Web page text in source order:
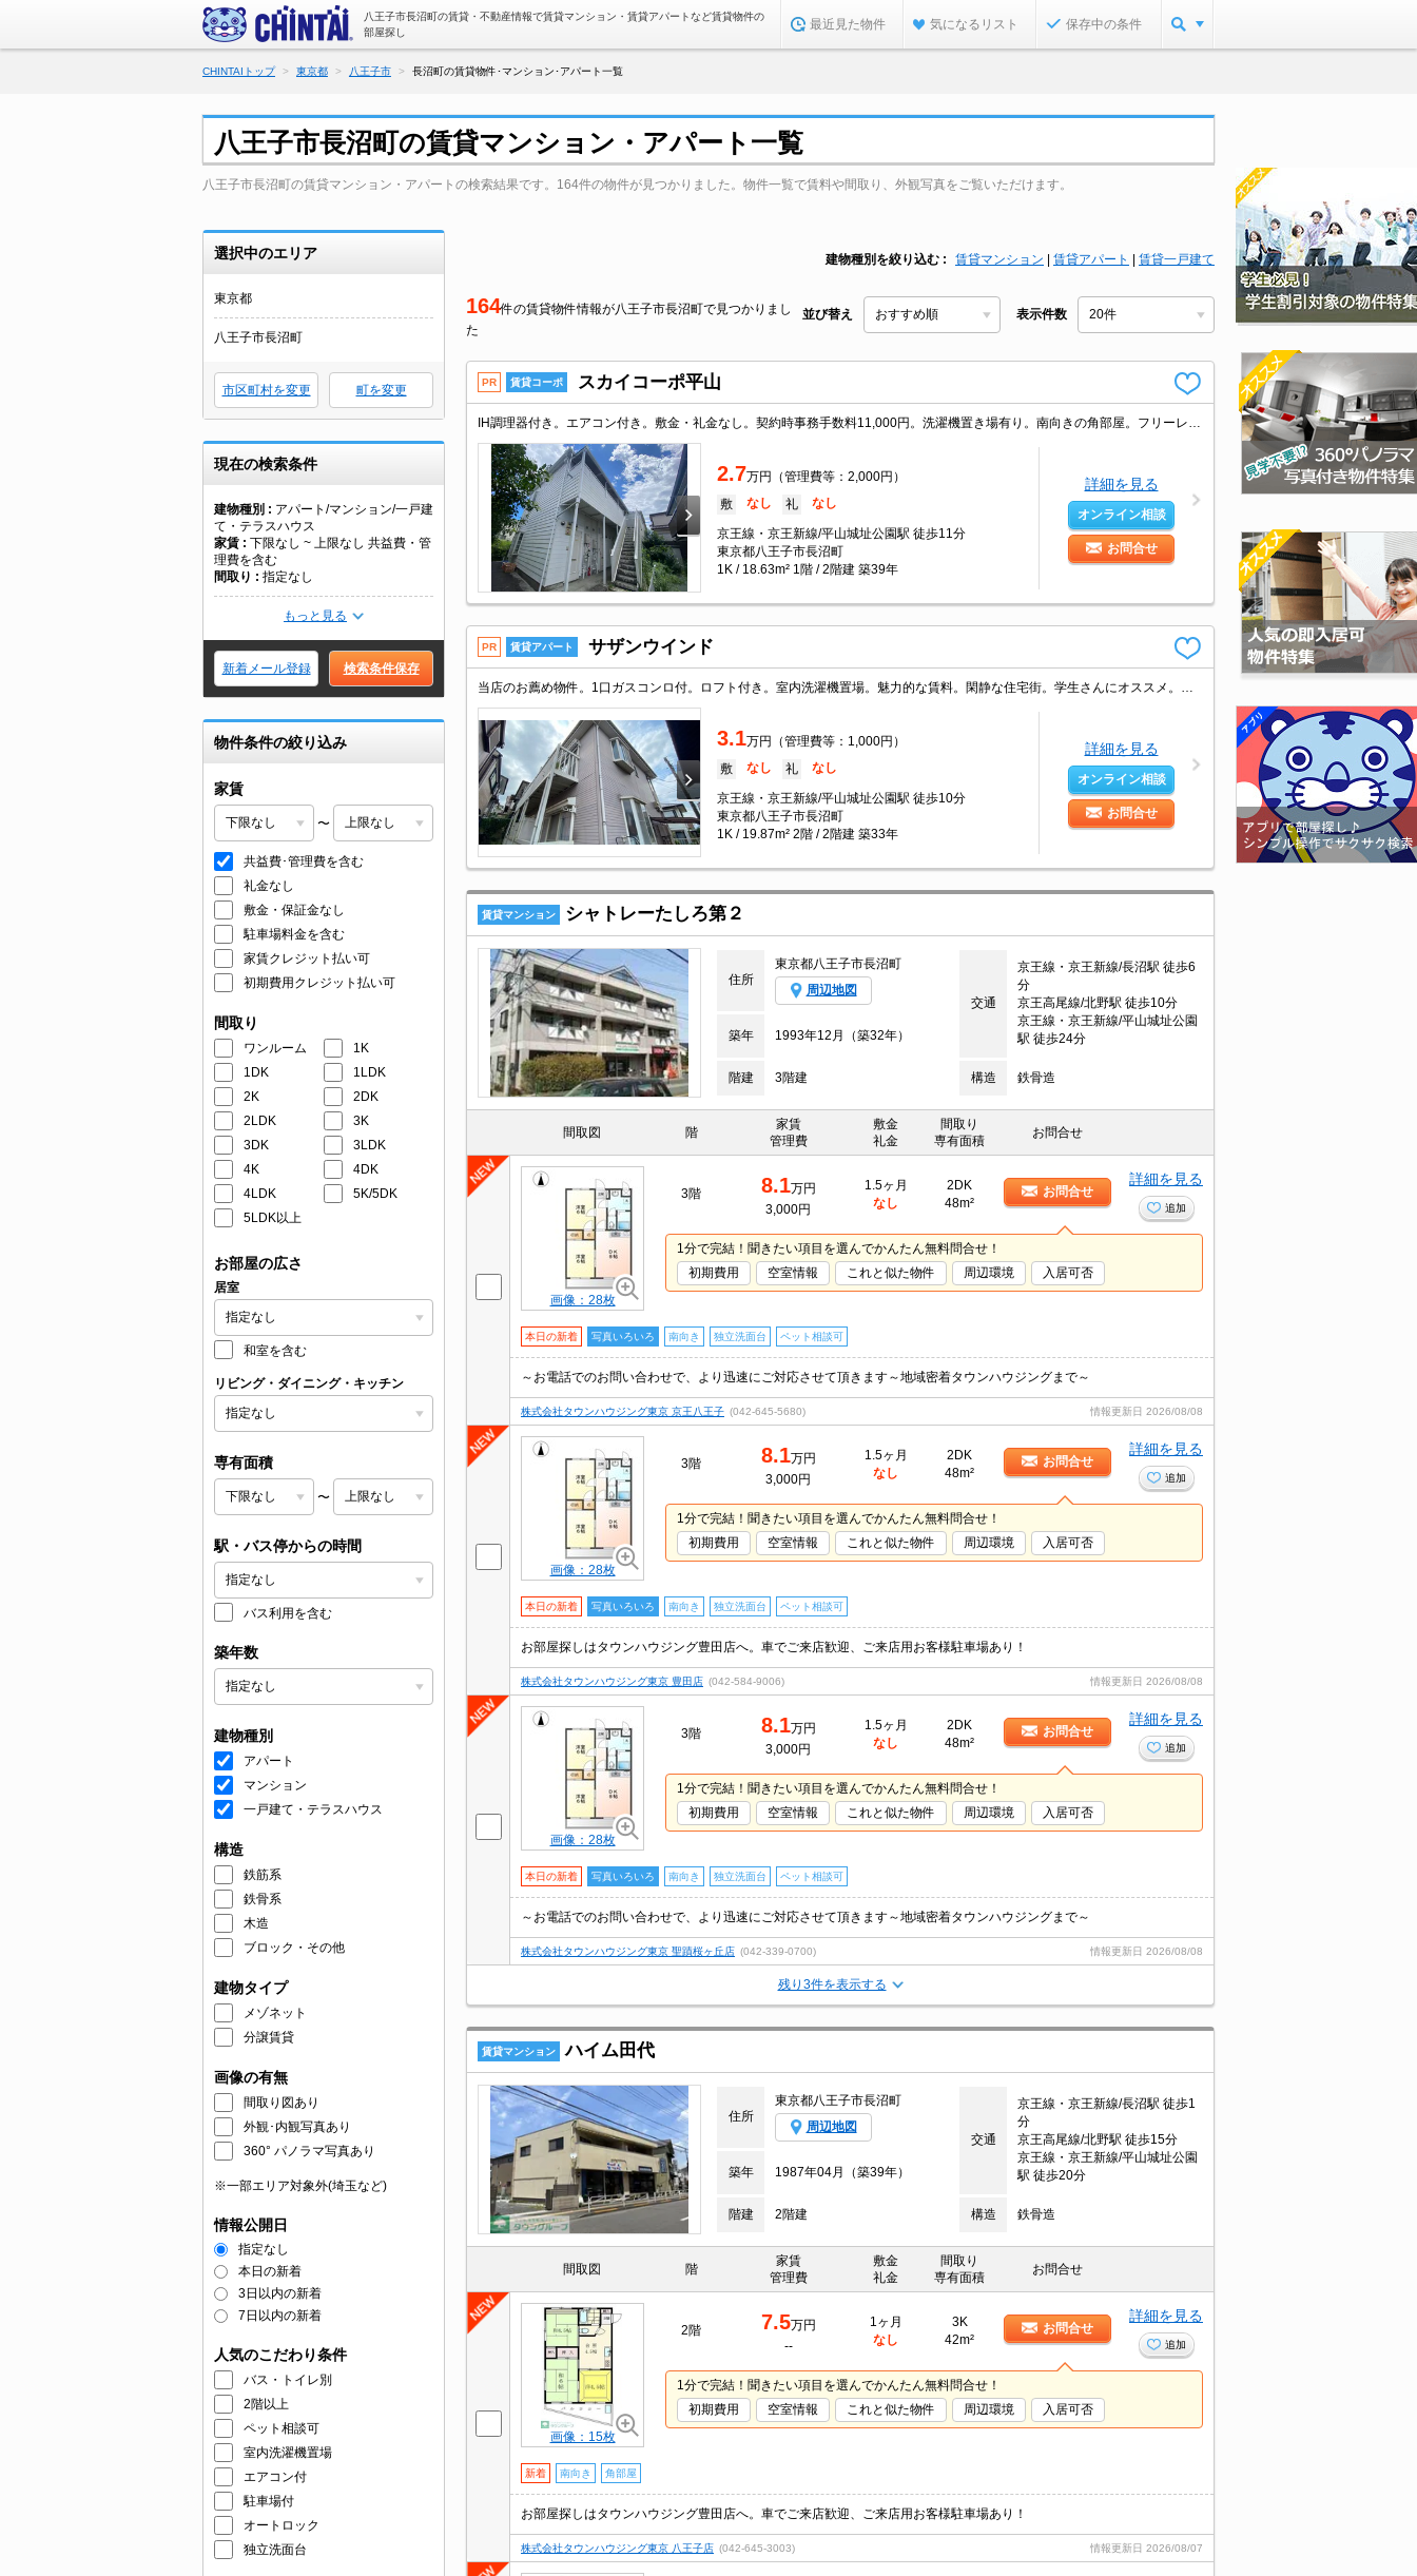
八王子市長沼町の賃貸・不動産情報で賃貸マンション・賃貸アパートなど賃貸物件の
部屋探し
最近見た物件 気になるリスト 保存中の条件
CHINTAIトップ 東京都 八王子市 長沼町の賃貸物件･マンション･アパート一覧
八王子市長沼町の賃貸マンション・アパート一覧
八王子市長沼町の賃貸マンション・アパートの検索結果です。164件の物件が見つかりました。物件一覧で賃料や間取り、外観写真をご覧いただけます。
選択中のエリア
東京都
八王子市長沼町
市区町村を変更 町を変更
現在の検索条件
建物種別
アパート/マンション/一戸建
て・テラスハウス
家賃
下限なし ~ 上限なし 共益費・管
理費を含む
間取り
指定なし
もっと見る
新着メール登録 検索条件保存
物件条件の絞り込み
家賃
〜
共益費･管理費を含む
礼金なし
敷金・保証金なし
駐車場料金を含む
家賃クレジット払い可
初期費用クレジット払い可
間取り
ワンルーム
1K
1DK
1LDK
2K
2DK
2LDK
3K
3DK
3LDK
4K
4DK
4LDK
5K/5DK
5LDK以上
お部屋の広さ
居室
和室を含む
リビング・ダイニング・キッチン
専有面積
〜
駅・バス停からの時間
バス利用を含む
築年数
建物種別
アパート
マンション
一戸建て・テラスハウス
構造
鉄筋系
鉄骨系
木造
ブロック・その他
建物タイプ
メゾネット
分譲賃貸
画像の有無
間取り図あり
外観･内観写真あり
360° パノラマ写真あり
※一部エリア対象外(埼玉など)
情報公開日
指定なし
本日の新着
3日以内の新着
7日以内の新着
人気のこだわり条件
バス・トイレ別
2階以上
ペット相談可
室内洗濯機置場
エアコン付
駐車場付
オートロック
独立洗面台
建物種別を絞り込む 賃貸マンション 賃貸アパート 賃貸一戸建て
164件の賃貸物件情報が八王子市長沼町で見つかりまし
た
並び替え 表示件数
PR 賃貸コーポ スカイコーポ平山
2.7万円（管理費等：2,000円）
敷 なし 礼 なし
京王線・京王新線/平山城址公園駅 徒歩11分
東京都八王子市長沼町
1K / 18.63m² 1階 / 2階建 築39年
詳細を見る
オンライン相談
お問合せ
PR 賃貸アパート サザンウインド
3.1万円（管理費等：1,000円）
敷 なし 礼 なし
京王線・京王新線/平山城址公園駅 徒歩10分
東京都八王子市長沼町
1K / 19.87m² 2階 / 2階建 築33年
詳細を見る
オンライン相談
お問合せ
賃貸マンション シャトレーたしろ第２
住所
東京都八王子市長沼町
周辺地図
交通
京王線・京王新線/長沼駅 徒歩6
分
京王高尾線/北野駅 徒歩10分
京王線・京王新線/平山城址公園
駅 徒歩24分
築年 1993年12月（築32年）
階建 3階建 構造 鉄骨造
間取図 階
家賃
管理費
敷金
礼金
間取り
専有面積
お問合せ
画像：28枚
3階 8.1万円
3,000円
1.5ヶ月
なし
2DK
48m²
お問合せ
詳細を見る
追加
1分で完結！聞きたい項目を選んでかんたん無料問合せ！
初期費用
空室情報 これと似た物件 周辺環境 入居可否
本日の新着 写真いろいろ 南向き 独立洗面台 ペット相談可
～お電話でのお問い合わせで、より迅速にご対応させて頂きます～地域密着タウンハウジングまで～
株式会社タウンハウジング東京 京王八王子 (042-645-5680) 情報更新日 2026/08/08
画像：28枚
3階 8.1万円
3,000円
1.5ヶ月
なし
2DK
48m²
お問合せ
詳細を見る
追加
1分で完結！聞きたい項目を選んでかんたん無料問合せ！
初期費用
空室情報 これと似た物件 周辺環境 入居可否
本日の新着 写真いろいろ 南向き 独立洗面台 ペット相談可
お部屋探しはタウンハウジング豊田店へ。車でご来店歓迎、ご来店用お客様駐車場あり！
株式会社タウンハウジング東京 豊田店 (042-584-9006) 情報更新日 2026/08/08
画像：28枚
3階 8.1万円
3,000円
1.5ヶ月
なし
2DK
48m²
お問合せ
詳細を見る
追加
1分で完結！聞きたい項目を選んでかんたん無料問合せ！
初期費用
空室情報 これと似た物件 周辺環境 入居可否
本日の新着 写真いろいろ 南向き 独立洗面台 ペット相談可
～お電話でのお問い合わせで、より迅速にご対応させて頂きます～地域密着タウンハウジングまで～
株式会社タウンハウジング東京 聖蹟桜ヶ丘店 (042-339-0700) 情報更新日 2026/08/08
残り3件を表示する
賃貸マンション ハイム田代
住所
東京都八王子市長沼町
周辺地図
交通
京王線・京王新線/長沼駅 徒歩1
分
京王高尾線/北野駅 徒歩15分
京王線・京王新線/平山城址公園
駅 徒歩20分
築年 1987年04月（築39年）
階建 2階建 構造 鉄骨造
間取図 階
家賃
管理費
敷金
礼金
間取り
専有面積
お問合せ
画像：15枚
2階 7.5万円
--
1ヶ月
なし
3K
42m²
お問合せ
詳細を見る
追加
1分で完結！聞きたい項目を選んでかんたん無料問合せ！
初期費用
空室情報 これと似た物件 周辺環境 入居可否
新着 南向き 角部屋
お部屋探しはタウンハウジング豊田店へ。車でご来店歓迎、ご来店用お客様駐車場あり！
株式会社タウンハウジング東京 八王子店 (042-645-3003) 情報更新日 2026/08/07